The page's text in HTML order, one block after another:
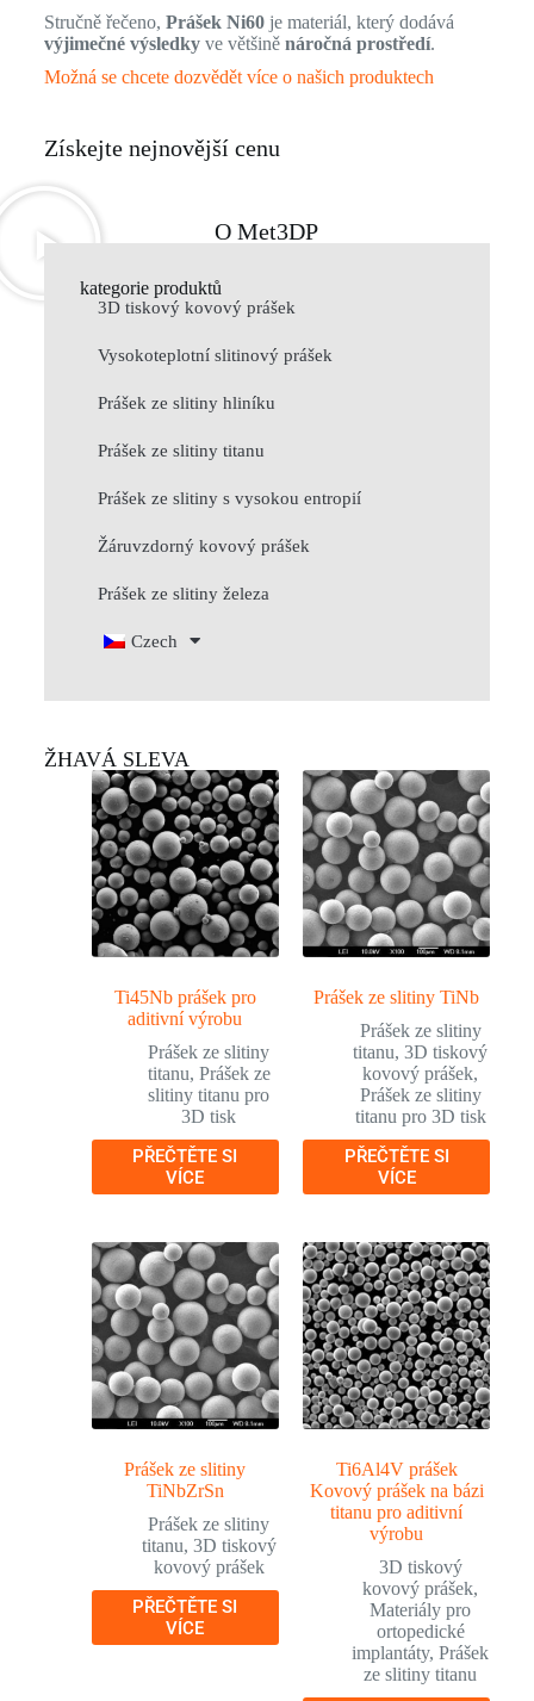
Stručně řečeno, Prášek Ni60je materiál, který dodává
výjimečné výsledkyve většině náročná prostředí.
Možná se chcete dozvědět více o našich produktech
Získejte nejnovější cenu
O Met3DP
kategorie produktů
3D tiskový kovový prášek
Vysokoteplotní slitinový prášek
Prášek ze slitiny hliníku
Prášek ze slitiny titanu
Prášek ze slitiny s vysokou entropií
Žáruvzdorný kovový prášek
Prášek ze slitiny železa
Czech
ŽHAVÁ SLEVA
Ti45Nb prášek pro
aditivní výrobu
Prášek ze slitiny
titanu, Prášek ze
slitiny titanu pro
3D tisk
PŘEČTĚTE SI
VÍCE
Prášek ze slitiny TiNb
Prášek ze slitiny
titanu,3D tiskový
kovový prášek,
Prášek ze slitiny
titanu pro 3D tisk
PŘEČTĚTE SI
VÍCE
Prášek ze slitiny
TiNbZrSn
Prášek ze slitiny
titanu, 3D tiskový
kovový prášek
PŘEČTĚTE SI
VÍCE
Ti6Al4V prášek
Kovový prášek na bázi
titanu pro aditivní
výrobu
3D tiskový
kovový prášek,
Materiály pro
ortopedické
implantáty,Prášek
ze slitiny titanu